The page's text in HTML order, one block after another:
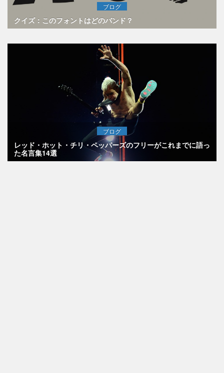
ブログ
クイズ：このフォントはどのバンド？
ブログ
レッド・ホット・チリ・ペッパーズのフリーがこれまでに語っ
た名言集14選